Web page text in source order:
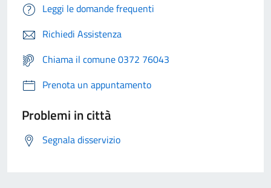
Leggi le domande frequenti
Richiedi Assistenza
Chiama il comune 0372 76043
Prenota un appuntamento
Problemi in città
Segnala disservizio